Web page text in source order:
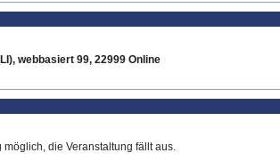
webbasiert 99, 22999 Online
möglich, die Veranstaltung fällt aus.